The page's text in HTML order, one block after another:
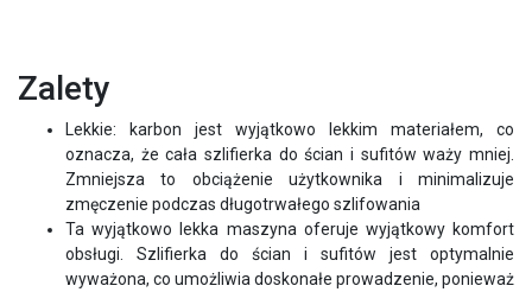
Zalety
Lekkie: karbon jest wyjątkowo lekkim materiałem, co
oznacza, że cała szlifierka do ścian i sufitów waży mniej.
Zmniejsza to obciążenie użytkownika i minimalizuje
zmęczenie podczas długotrwałego szlifowania
Ta wyjątkowo lekka maszyna oferuje wyjątkowy komfort
obsługi. Szlifierka do ścian i sufitów jest optymalnie
wyważona, co umożliwia doskonałe prowadzenie, ponieważ